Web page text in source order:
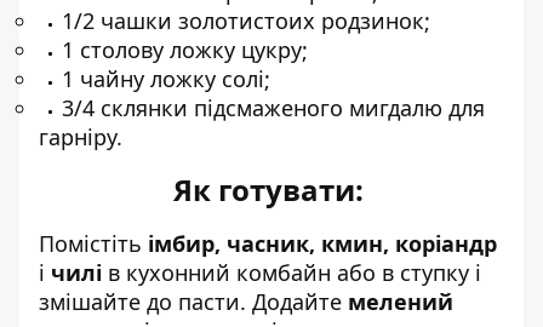
1/2 чашки золотистоих родзинок;
1 столову ложку цукру;
1 чайну ложку солі;
3/4 склянки підсмаженого мигдалю для
гарніру.
Як готувати:
Помістіть імбир, часник, кмин, коріандр
і чилі в кухонний комбайн або в ступку і
змішайте до пасти. Додайте мелений